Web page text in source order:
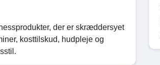
der er skræddersyet
kosttilskud, hudpleje og